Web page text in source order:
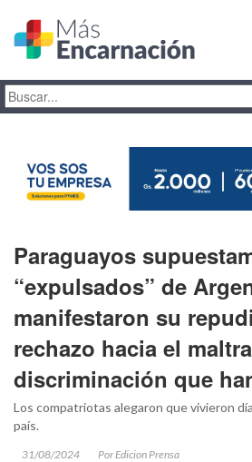
Paraguayos
“expulsados” de
manifestaron su
rechazo hacia el
discriminación que
Los compatriotas alegaron que vivieron
país.
31/08/2024 Por Edicion Prensa